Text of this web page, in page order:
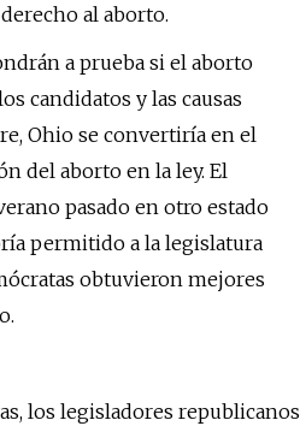
al aborto.
a prueba si el aborto
candidatos y las causas
Ohio se convertiría en el
del aborto en la ley. El
pasado en otro estado
permitido a la legislatura
obtuvieron mejores
los legisladores republicanos